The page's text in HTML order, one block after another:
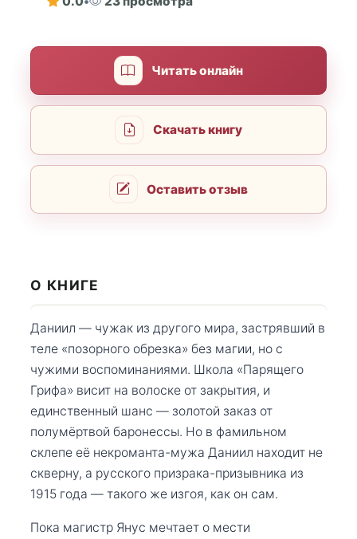
Читать онлайн
Скачать книгу
Оставить отзыв
О КНИГЕ
Даниил — чужак из другого мира, застрявший в
теле «позорного обрезка» без магии, но с
чужими воспоминаниями. Школа «Парящего
Грифа» висит на волоске от закрытия, и
единственный шанс — золотой заказ от
полумёртвой баронессы. Но в фамильном
склепе её некроманта-мужа Даниил находит не
скверну, а русского призрака-призывника из
1915 года — такого же изгоя, как он сам.
Пока магистр Янус мечтает о мести